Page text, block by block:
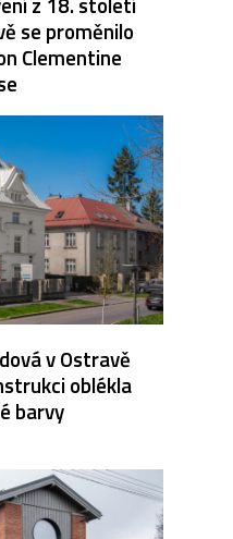
se proměnilo
Clementine
v Ostravě
oblékla
barvy